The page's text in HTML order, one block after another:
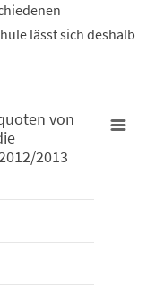
lässt sich deshalb
in die
von der
von
2013